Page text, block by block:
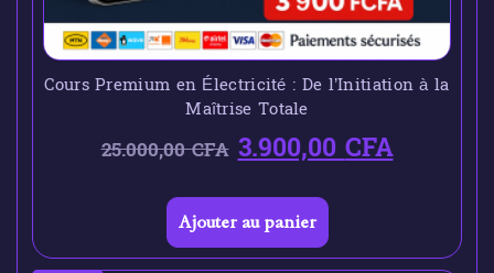
Cours Premium en Électricité : De l’Initiation à la
Maîtrise Totale
25.000,00CFA 3.900,00CFA
Ajouter au panier